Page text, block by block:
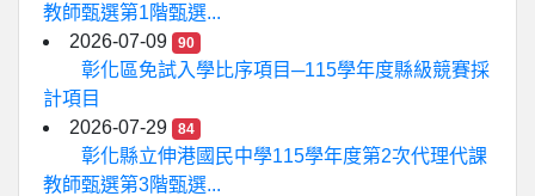
教師甄選第1階甄選...
2026-07-09
90
彰化區免試入學比序項目─115學年度縣級競賽採
計項目
2026-07-29
84
彰化縣立伸港國民中學115學年度第2次代理代課
教師甄選第3階甄選...